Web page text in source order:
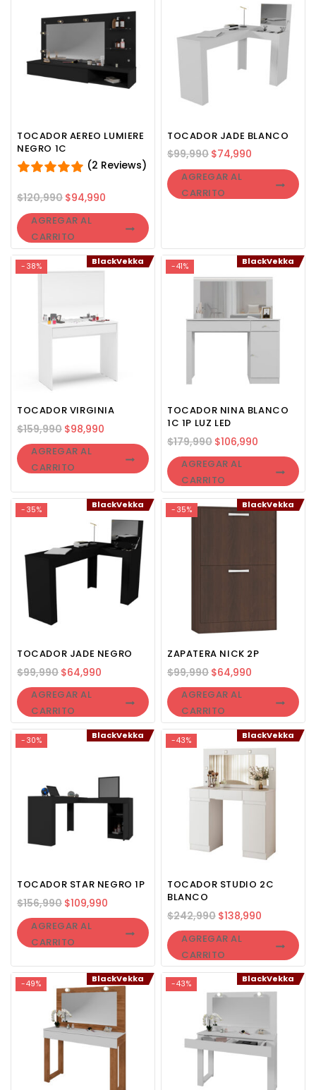
TOCADOR AEREO LUMIERE
NEGRO 1C
(2 Reviews)
$120,990 $94,990
AGREGAR AL
CARRITO
TOCADOR JADE BLANCO
$99,990 $74,990
AGREGAR AL
CARRITO
-38% BlackVekka
TOCADOR VIRGINIA
$159,990 $98,990
AGREGAR AL
CARRITO
-41% BlackVekka
TOCADOR NINA BLANCO
1C 1P LUZ LED
$179,990 $106,990
AGREGAR AL
CARRITO
-35% BlackVekka
TOCADOR JADE NEGRO
$99,990 $64,990
AGREGAR AL
CARRITO
-35% BlackVekka
ZAPATERA NICK 2P
$99,990 $64,990
AGREGAR AL
CARRITO
-30% BlackVekka
TOCADOR STAR NEGRO 1P
$156,990 $109,990
AGREGAR AL
CARRITO
-43% BlackVekka
TOCADOR STUDIO 2C
BLANCO
$242,990 $138,990
AGREGAR AL
CARRITO
-49% BlackVekka -43% BlackVekka